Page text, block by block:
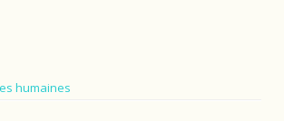
humaines